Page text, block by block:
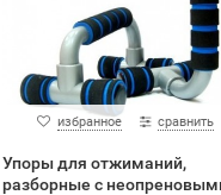
избранное сравнить
Упоры для отжиманий,
разборные c